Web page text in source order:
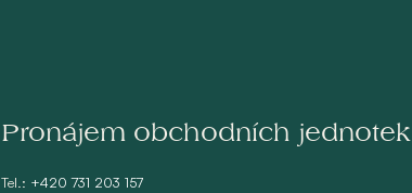
Pronájem obchodních jednotek
Tel.: +420 731 203 157